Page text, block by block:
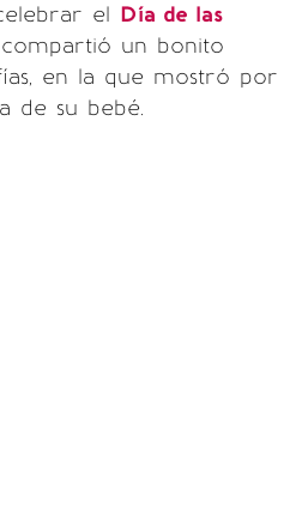
el Día de las
un bonito
en la que mostró por
de su bebé.